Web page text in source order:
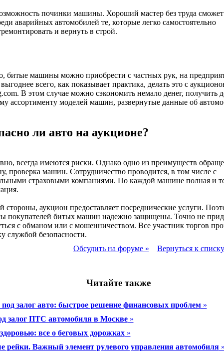
починки машины. Хороший мастер без труда сможет
аварийных автомобилей те, которые легко самостоятельно
и вернуть в строй.
битые машины можно приобрести с частных рук, на
всего, как показывает практика, делать это с
В этом случае можно сэкономить немало денег, получить
ассортименту моделей машин, развернутые данные об
ли авто на аукционе?
всегда имеются риски. Однако одно из преимуществ
проверка машин. Сотрудничество проводится, в том числе с
страховыми компаниями. По каждой машине полная и
стороны, аукцион предоставляет посреднические услуги.
покупателей битых машин надежно защищены. Точно не
с обманом или с мошенничеством. Все участник торгов
службой безопасности.
Обсудить на форуме »
Вернуться к
Читайте также
залог авто: быстрое решение финансовых проблем»
залог ПТС автомобиля в Москве»
все о беговых дорожках»
рейки. Важный элемент рулевого управления автомобиля»